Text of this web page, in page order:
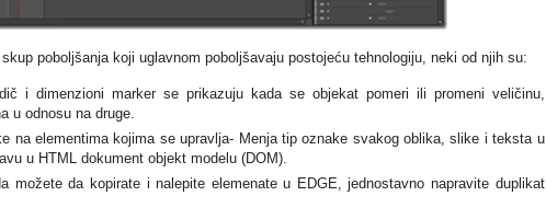
poboljšanja koji uglavnom poboljšavaju postojeću tehnologiju, neki od njih su:
i dimenzioni marker se prikazuju kada se objekat pomeri ili promeni veličinu,
u odnosu na druge.
na elementima kojima se upravlja- Menja tip oznake svakog oblika, slike i teksta u
u HTML dokument objekt modelu (DOM).
možete da kopirate i nalepite elemenate u EDGE, jednostavno napravite duplikat